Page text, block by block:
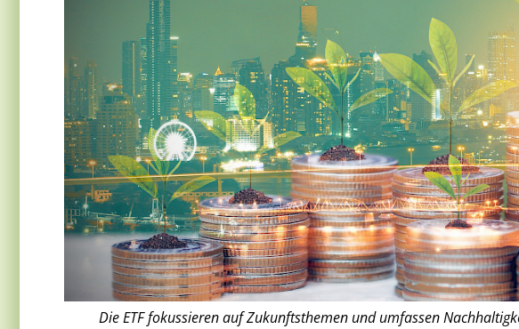
Die ETF fokussieren auf Zukunftsthemen und umfassen